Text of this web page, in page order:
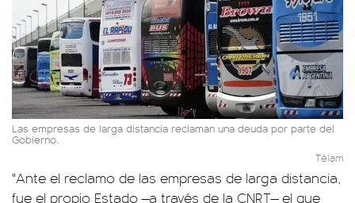
Las empresas de larga distancia reclaman una deuda por parte del
Gobierno.
Télam
"Ante el reclamo de las empresas de larga distancia,
fue el propio Estado —a través de la CNRT— el que